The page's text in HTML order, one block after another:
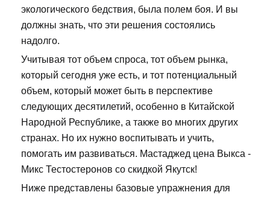
экологического бедствия, была полем боя. И вы
должны знать, что эти решения состоялись
надолго.
Учитывая тот объем спроса, тот объем рынка,
который сегодня уже есть, и тот потенциальный
объем, который может быть в перспективе
следующих десятилетий, особенно в Китайской
Народной Республике, а также во многих других
странах. Но их нужно воспитывать и учить,
помогать им развиваться. Мастаджед цена Выкса -
Микс Тестостеронов со скидкой Якутск!
Ниже представлены базовые упражнения для